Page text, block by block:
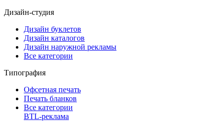
Дизайн-студия
Дизайн буклетов
Дизайн каталогов
Дизайн наружной рекламы
Все категории
Типография
Офсетная печать
Печать бланков
Все категории
BTL-реклама